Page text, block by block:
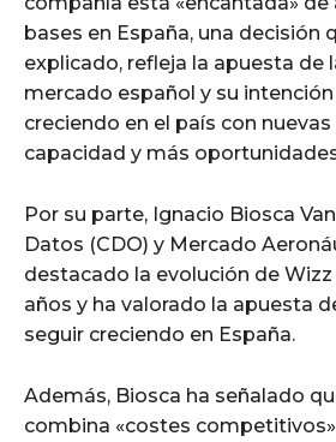
bases en España, una decisión
explicado, refleja la apuesta de
mercado español y su
creciendo en el país con
capacidad y más
Por su parte, Ignacio Biosca
Datos (CDO) y Mercado
destacado la evolución de
años y ha valorado la apuesta
seguir creciendo en España.
Además, Biosca ha señalado
combina «costes